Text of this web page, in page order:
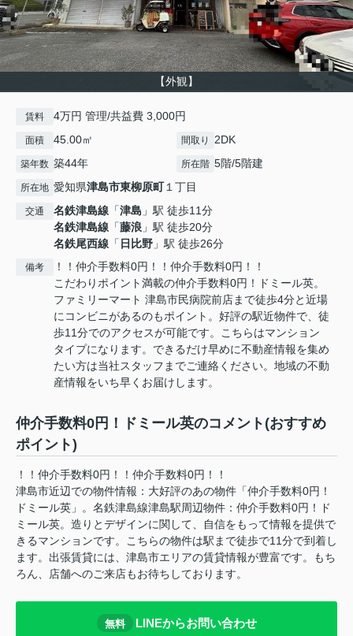
【外観】
賃料 4万円 管理/共益費 3,000円
面積 45.00㎡ 間取り 2DK
築年数 築44年 所在階 5階/5階建
所在地 愛知県津島市東柳原町１丁目
交通 名鉄津島線 「津島 」駅 徒歩11分
名鉄津島線 「藤浪 」駅 徒歩20分
名鉄尾西線 「 日比野 」駅 徒歩26分
備考
！！仲介手数料0円！！仲介手数料0円！！
こだわりポイント満載の仲介手数料0円！ドミール英。
ファミリーマート 津島市民病院前店まで徒歩4分と近場
にコンビニがあるのもポイント。好評の駅近物件で、徒
歩11分でのアクセスが可能です。こちらはマンション
タイプになります。できるだけ早めに不動産情報を集め
たい方は当社スタッフまでご連絡ください。地域の不動
産情報をいち早くお届けします。
仲介手数料0円！ドミール英のコメント(おすすめ
ポイント)
！！仲介手数料0円！！仲介手数料0円！！
津島市近辺での物件情報：大好評のあの物件「仲介手数料0円！
ドミール英」。名鉄津島線津島駅周辺物件：仲介手数料0円！ド
ミール英。造りとデザインに関して、自信をもって情報を提供で
きるマンションです。こちらの物件は駅まで徒歩で11分で到着し
ます。出張賃貸には、津島市エリアの賃貸情報が豊富です。もち
ろん、店舗へのご来店もお待ちしております。
無料 LINEからお問い合わせ